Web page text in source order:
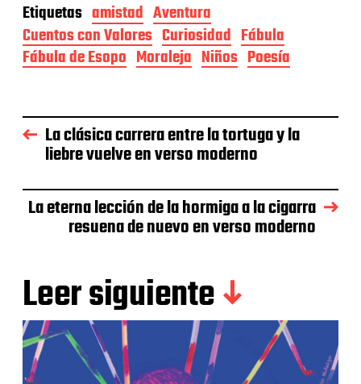
Etiquetas amistad Aventura
Cuentos con Valores Curiosidad Fábula
Fábula de Esopo Moraleja Niños Poesía
La clásica carrera entre la tortuga y la
liebre vuelve en verso moderno
La eterna lección de la hormiga a la cigarra
resuena de nuevo en verso moderno
Leer siguiente